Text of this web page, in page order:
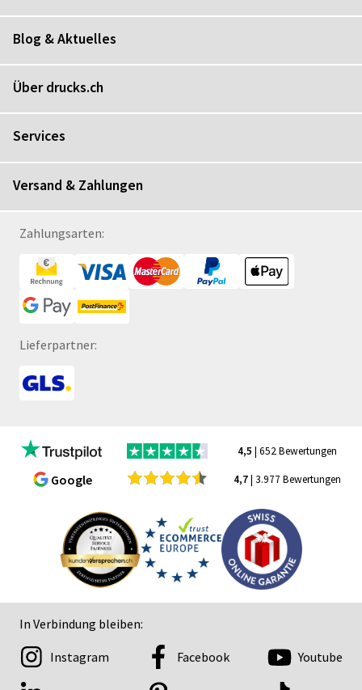
Blog & Aktuelles
Über drucks.ch
Services
Versand & Zahlungen
Zahlungsarten:
Lieferpartner:
4,5 | 652 Bewertungen
Google 4,7| 3.977 Bewertungen
In Verbindung bleiben:
Instagram Facebook Youtube